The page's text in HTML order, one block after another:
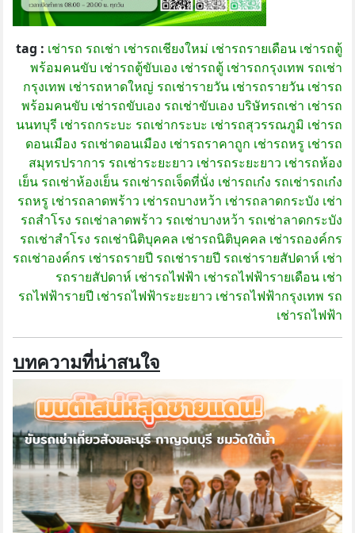
tag : เช่ารถ รถเช่า เช่ารถเชียงใหม่ เช่ารถรายเดือน เช่ารถตู้
พร้อมคนขับ เช่ารถตู้ขับเอง เช่ารถตู้ เช่ารถกรุงเทพ รถเช่า
กรุงเทพ เช่ารถหาดใหญ่ รถเช่ารายวัน เช่ารถรายวัน เช่ารถ
พร้อมคนขับ เช่ารถขับเอง รถเช่าขับเอง บริษัทรถเช่า เช่ารถ
นนทบุรี เช่ารถกระบะ รถเช่ากระบะ เช่ารถสุวรรณภูมิ เช่ารถ
ดอนเมือง รถเช่าดอนเมือง เช่ารถราคาถูก เช่ารถหรู เช่ารถ
สมุทรปราการ รถเช่าระยะยาว เช่ารถระยะยาว เช่ารถห้อง
เย็น รถเช่าห้องเย็น รถเช่ารถเจ็ดที่นั่ง เช่ารถเก๋ง รถเช่ารถเก๋ง
รถหรู เช่ารถลาดพร้าว เช่ารถบางหว้า เช่ารถลาดกระบัง เช่า
รถสำโรง รถเช่าลาดพร้าว รถเช่าบางหว้า รถเช่าลาดกระบัง
รถเช่าสำโรง รถเช่านิติบุคคล เช่ารถนิติบุคคล เช่ารถองค์กร
รถเช่าองค์กร เช่ารถรายปี รถเช่ารายปี รถเช่ารายสัปดาห์ เช่า
รถรายสัปดาห์ เช่ารถไฟฟ้า เช่ารถไฟฟ้ารายเดือน เช่า
รถไฟฟ้ารายปี เช่ารถไฟฟ้าระยะยาว เช่ารถไฟฟ้ากรุงเทพ รถ
เช่ารถไฟฟ้า
บทความที่น่าสนใจ